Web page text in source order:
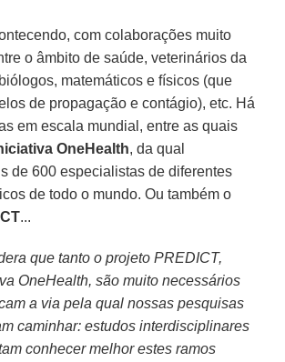
com colaborações muito
o âmbito de saúde, veterinários da
matemáticos e físicos (que
de propagação e contágio), etc. Há
em escala mundial, entre as quais
OneHealth, da qual
de 600 especialistas de diferentes
de todo o mundo. Ou também o
...
que tanto o projeto PREDICT,
OneHealth, são muito necessários
a via pela qual nossas pesquisas
caminhar: estudos interdisciplinares
conhecer melhor estes ramos